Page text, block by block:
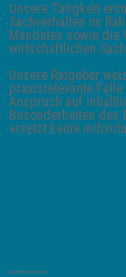
Unsere Tätigkeit
Sachverhalten im
Mandates sowie die
wirtschaftlichen
Unsere Ratgeber
praxisrelevante
Anspruch auf
Besonderheiten des
ersetzt keine